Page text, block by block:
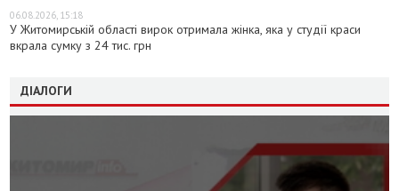
06.08.2026, 15:18
У Житомирській області вирок отримала жінка, яка у студії краси
вкрала сумку з 24 тис. грн
ДІАЛОГИ